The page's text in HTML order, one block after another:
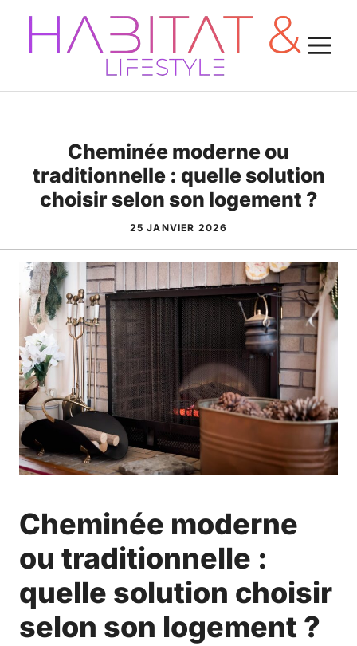
Aller
contenu
Cheminée moderne ou
traditionnelle : quelle solution
choisir selon son logement ?
25 JANVIER 2026
Cheminée moderne
ou traditionnelle :
quelle solution choisir
selon son logement ?